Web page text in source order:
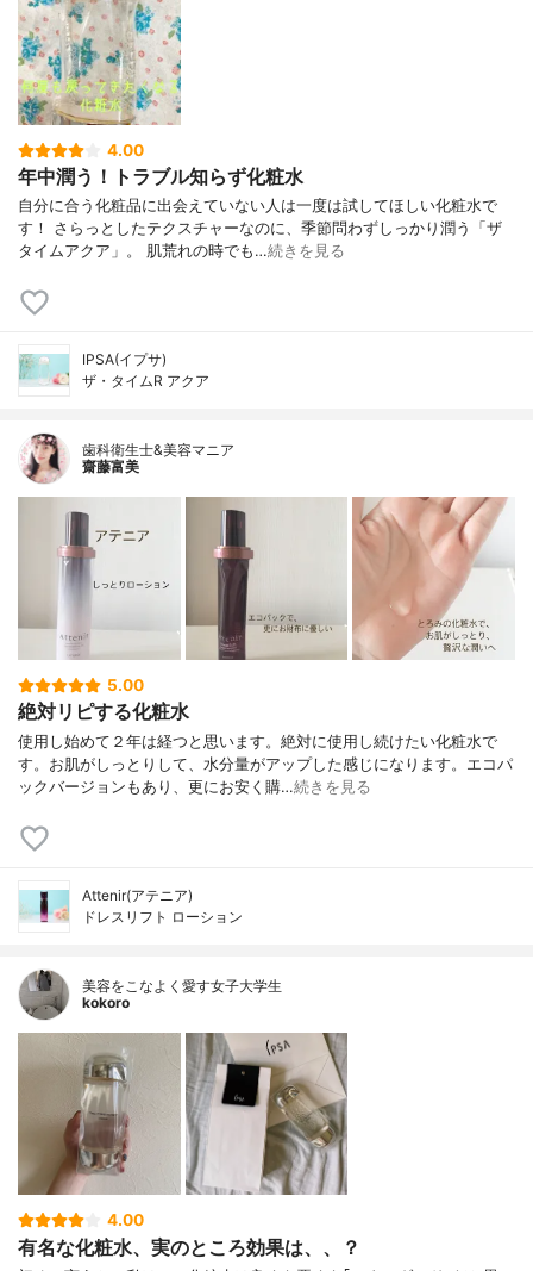
4.00
年中潤う！トラブル知らず化粧水
自分に合う化粧品に出会えていない人は一度は試してほしい化粧水で
す！ さらっとしたテクスチャーなのに、季節問わずしっかり潤う「ザ
タイムアクア」。 肌荒れの時でも…続きを見る
IPSA(イプサ)
ザ・タイムR アクア
歯科衛生士&美容マニア
齋藤富美
5.00
絶対リピする化粧水
使用し始めて２年は経つと思います。絶対に使用し続けたい化粧水で
す。お肌がしっとりして、水分量がアップした感じになります。エコパ
ックバージョンもあり、更にお安く購…続きを見る
Attenir(アテニア)
ドレスリフト ローション
美容をこなよく愛す女子大学生
kokoro
4.00
有名な化粧水、実のところ効果は、、？